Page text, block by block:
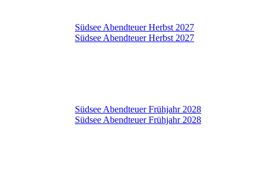
Südsee Abendteuer Herbst 2027
Südsee Abendteuer Herbst 2027
Südsee Abendteuer Frühjahr 2028
Südsee Abendteuer Frühjahr 2028